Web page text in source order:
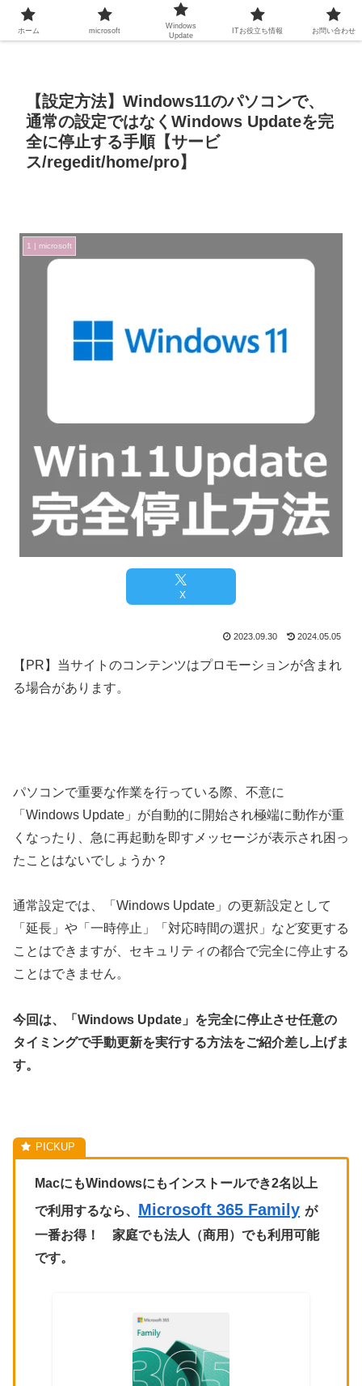
【設定方法】Windows11のパソコンで、
通常の設定ではなくWindows Updateを完
全に停止する手順【サービ
ス/regedit/home/pro】
1 | microsoft
X
2023.09.30 2024.05.05
【PR】当サイトのコンテンツはプロモーションが含まれ
る場合があります。
パソコンで重要な作業を行っている際、不意に
「Windows Update」が自動的に開始され極端に動作が重
くなったり、急に再起動を即すメッセージが表示され困っ
たことはないでしょうか？
通常設定では、「Windows Update」の更新設定として
「延長」や「一時停止」「対応時間の選択」など変更する
ことはできますが、セキュリティの都合で完全に停止する
ことはできません。
今回は、「Windows Update」を完全に停止させ任意の
タイミングで手動更新を実行する方法をご紹介差し上げま
す。
MacにもWindowsにもインストールでき2名以上
で利用するなら、 Microsoft 365 Family が
一番お得！ 家庭でも法人（商用）でも利用可能
です。
ホーム microsoft
Windows
Update
ITお役立ち情報 お問い合わせ